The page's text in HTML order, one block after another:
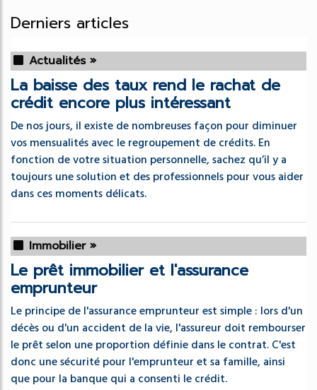
Derniers articles
Actualités »
La baisse des taux rend le rachat de
crédit encore plus intéressant
De nos jours, il existe de nombreuses façon pour diminuer
vos mensualités avec le regroupement de crédits. En
fonction de votre situation personnelle, sachez qu’il y a
toujours une solution et des professionnels pour vous aider
dans ces moments délicats.
Immobilier »
Le prêt immobilier et l'assurance
emprunteur
Le principe de l'assurance emprunteur est simple : lors d'un
décès ou d'un accident de la vie, l'assureur doit rembourser
le prêt selon une proportion définie dans le contrat. C'est
donc une sécurité pour l'emprunteur et sa famille, ainsi
que pour la banque qui a consenti le crédit.